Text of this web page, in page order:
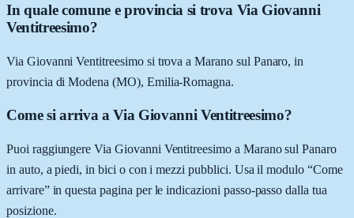
In quale comune e provincia si trova Via Giovanni
Ventitreesimo?
Via Giovanni Ventitreesimo si trova a Marano sul Panaro, in
provincia di Modena (MO), Emilia-Romagna.
Come si arriva a Via Giovanni Ventitreesimo?
Puoi raggiungere Via Giovanni Ventitreesimo a Marano sul Panaro
in auto, a piedi, in bici o con i mezzi pubblici. Usa il modulo “Come
arrivare” in questa pagina per le indicazioni passo-passo dalla tua
posizione.